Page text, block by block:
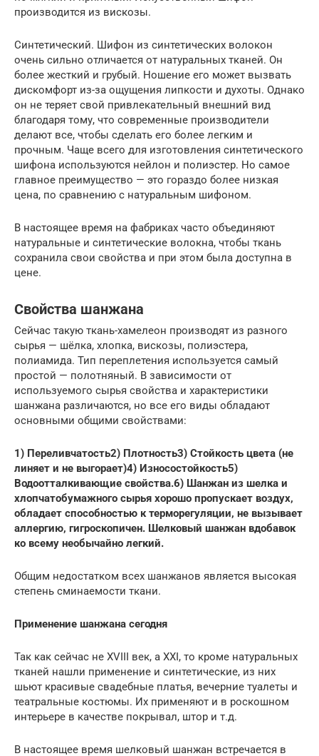
производится из вискозы.
Синтетический. Шифон из синтетических волокон
очень сильно отличается от натуральных тканей. Он
более жесткий и грубый. Ношение его может вызвать
дискомфорт из-за ощущения липкости и духоты. Однако
он не теряет свой привлекательный внешний вид
благодаря тому, что современные производители
делают все, чтобы сделать его более легким и
прочным. Чаще всего для изготовления синтетического
шифона используются нейлон и полиэстер. Но самое
главное преимущество — это гораздо более низкая
цена, по сравнению с натуральным шифоном.
В настоящее время на фабриках часто объединяют
натуральные и синтетические волокна, чтобы ткань
сохранила свои свойства и при этом была доступна в
цене.
Свойства шанжана
Сейчас такую ткань-хамелеон производят из разного
сырья — шёлка, хлопка, вискозы, полиэстера,
полиамида. Тип переплетения используется самый
простой — полотняный. В зависимости от
используемого сырья свойства и характеристики
шанжана различаются, но все его виды обладают
основными общими свойствами:
1) Переливчатость2) Плотность3) Стойкость цвета (не
линяет и не выгорает)4) Износостойкость5)
Водоотталкивающие свойства.6) Шанжан из шелка и
хлопчатобумажного сырья хорошо пропускает воздух,
обладает способностью к терморегуляции, не вызывает
аллергию, гигроскопичен. Шелковый шанжан вдобавок
ко всему необычайно легкий.
Общим недостатком всех шанжанов является высокая
степень сминаемости ткани.
Применение шанжана сегодня
Так как сейчас не XVIII век, а XXI, то кроме натуральных
тканей нашли применение и синтетические, из них
шьют красивые свадебные платья, вечерние туалеты и
театральные костюмы. Их применяют и в роскошном
интерьере в качестве покрывал, штор и т.д.
В настоящее время шелковый шанжан встречается в